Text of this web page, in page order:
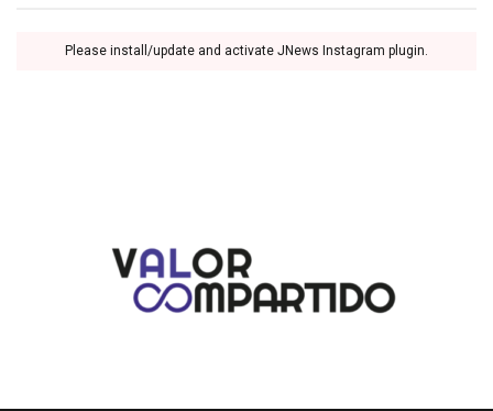
Please install/update and activate JNews Instagram plugin.